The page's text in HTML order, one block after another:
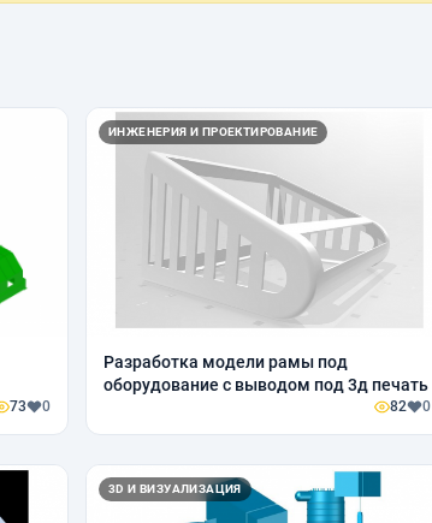
73 0
ИНЖЕНЕРИЯ И ПРОЕКТИРОВАНИЕ
Pазработка модели рамы под
оборудование с выводом под 3д печать
82 0
3D И ВИЗУАЛИЗАЦИЯ